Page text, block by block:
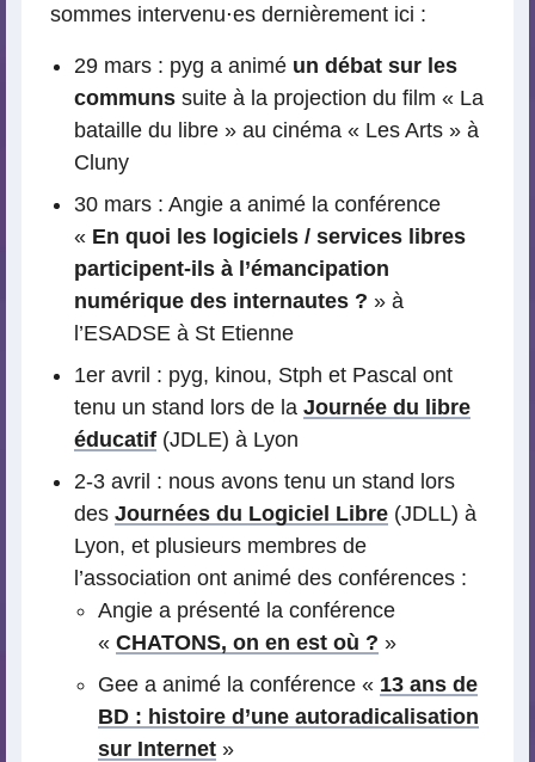
sommes intervenu⋅es dernièrement ici :
29 mars : pyg a animé un débat sur les
communs suite à la projection du film « La
bataille du libre » au cinéma « Les Arts » à
Cluny
30 mars : Angie a animé la conférence
« En quoi les logiciels / services libres
participent-ils à l’émancipation
numérique des internautes ? » à
l’ESADSE à St Etienne
1er avril : pyg, kinou, Stph et Pascal ont
tenu un stand lors de la Journée du libre
éducatif (JDLE) à Lyon
2-3 avril : nous avons tenu un stand lors
des Journées du Logiciel Libre (JDLL) à
Lyon, et plusieurs membres de
l’association ont animé des conférences :
Angie a présenté la conférence
« CHATONS, on en est où ? »
Gee a animé la conférence « 13 ans de
BD : histoire d’une autoradicalisation
sur Internet »